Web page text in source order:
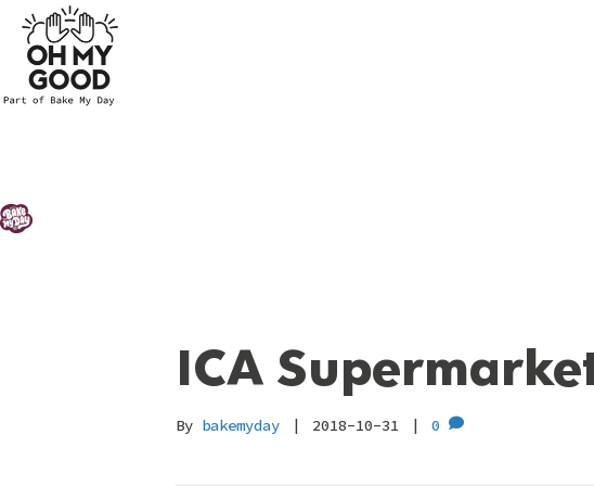
ICA
By bakemyday | 2018-10-31 | 0